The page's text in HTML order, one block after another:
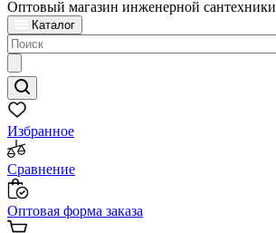
Оптовый магазин инженерной сантехники
Каталог
Избранное
Сравнение
Оптовая форма заказа